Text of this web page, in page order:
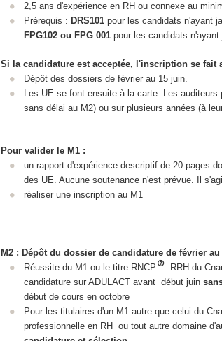
2,5 ans d'expérience en RH ou connexe au
Prérequis : DRS101pour les candidats n'ayant
FPG102 ou FPG 001 pour les candidats
Si la candidature est acceptée, l'inscription se fait
Dépôt des dossiers de février au 15 juin.
Les UE se font ensuite à la carte. Les
sans délai au M2) ou sur plusieurs années (à
Pour valider le M1 :
un rapport d'expérience descriptif de 20 pages
des UE. Aucune soutenance n'est prévue. Il
réaliser une inscription au M1
M2 : Dépôt du dossier de candidature de février
Réussite du M1 ou le titre RNCP
RRH du
candidature sur ADULACT avant début juin
début de cours en octobre
Pour les titulaires d'un M1 autre que celui du
professionnelle en RH ou tout autre domaine